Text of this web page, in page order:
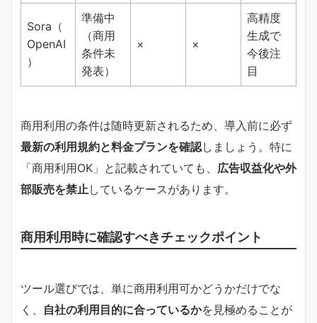
Sora（
OpenAI
）
準備中
（商用
条件未
発表）
× ×
高精度
生成で
今後注
目
商用利用の条件は随時更新されるため、導入前に必ず
最新の利用規約と料金プランを確認しましょう。特に
「商用利用OK」と記載されていても、 広告収益化や外
部販売を禁止しているケースがあります。
商用利用時に確認すべきチェックポイント
ツール選びでは、単に商用利用可かどうかだけでな
く、 自社の利用目的に合っているかを見極めることが